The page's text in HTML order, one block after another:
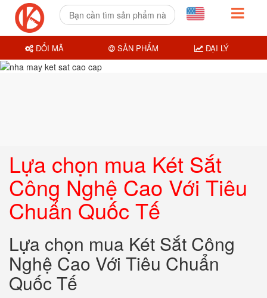
Lựa chọn mua Két Sắt
Công Nghệ Cao Với Tiêu
Chuẩn Quốc Tế
Lựa chọn mua Két Sắt Công
Nghệ Cao Với Tiêu Chuẩn
Quốc Tế
ĐỔI MÃ SẢN PHẨM ĐẠI LÝ